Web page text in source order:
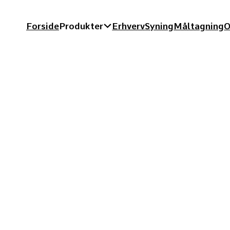
ForsideProdukter ErhvervSyningMåltagning